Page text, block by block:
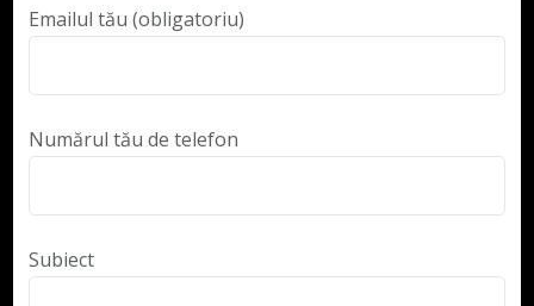
Emailul tău (obligatoriu)
Numărul tău de telefon
Subiect